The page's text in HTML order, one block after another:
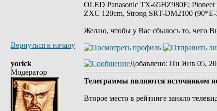
OLED Panasonic TX-65HZ980E;
ZXC 120cm, Strong SRT-DM2100
Желаю, чтобы у Вас сбылось то, чего
Вернуться к началу
yorick
Модератор
Добавлено: Пн Янв 05,
Телеграммы являются источником
Второе место в рейтинге заняло